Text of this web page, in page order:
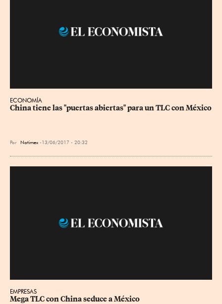
ECONOMÍA
China tiene las "puertas abiertas" para un TLC con México
Por Notimex 13/06/2017 - 20:32
EMPRESAS
Mega TLC con China seduce a México